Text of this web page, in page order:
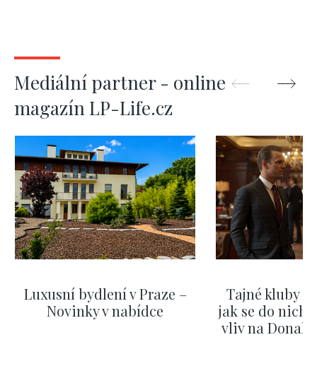
Mediální partner - online
magazín LP-Life.cz
Luxusní bydlení v Praze –
Novinky v nabídce
Tajné kluby
jak se do nich
vliv na